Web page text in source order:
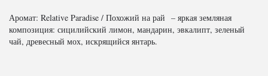
Аромат: Relative Paradise / Похожий на рай – яркая земляная
композиция: сицилийский лимон, мандарин, эвкалипт, зеленый
чай, древесный мох, искрящийся янтарь.